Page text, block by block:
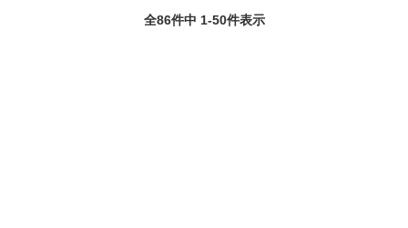
全86件中 1-50件表示